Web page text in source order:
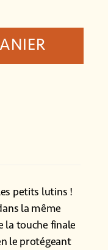
petits lutins !
la même
la touche finale
le protégeant